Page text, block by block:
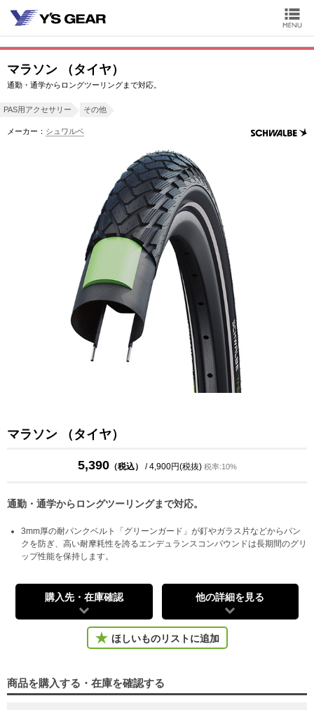
マラソン （タイヤ）
通勤・通学からロングツーリングまで対応。
PAS用アクセサリー その他
メーカー： シュワルベ
マラソン （タイヤ）
5,390（税込） / 4,900円(税抜) 税率:10%
通勤・通学からロングツーリングまで対応。
3mm厚の耐パンクベルト「グリーンガード」が釘やガラス片などからパン
クを防ぎ、高い耐摩耗性を誇るエンデュランスコンパウンドは長期間のグリ
ップ性能を保持します。
購入先・在庫確認 他の詳細を見る
ほしいものリストに追加
商品を購入する・在庫を確認する